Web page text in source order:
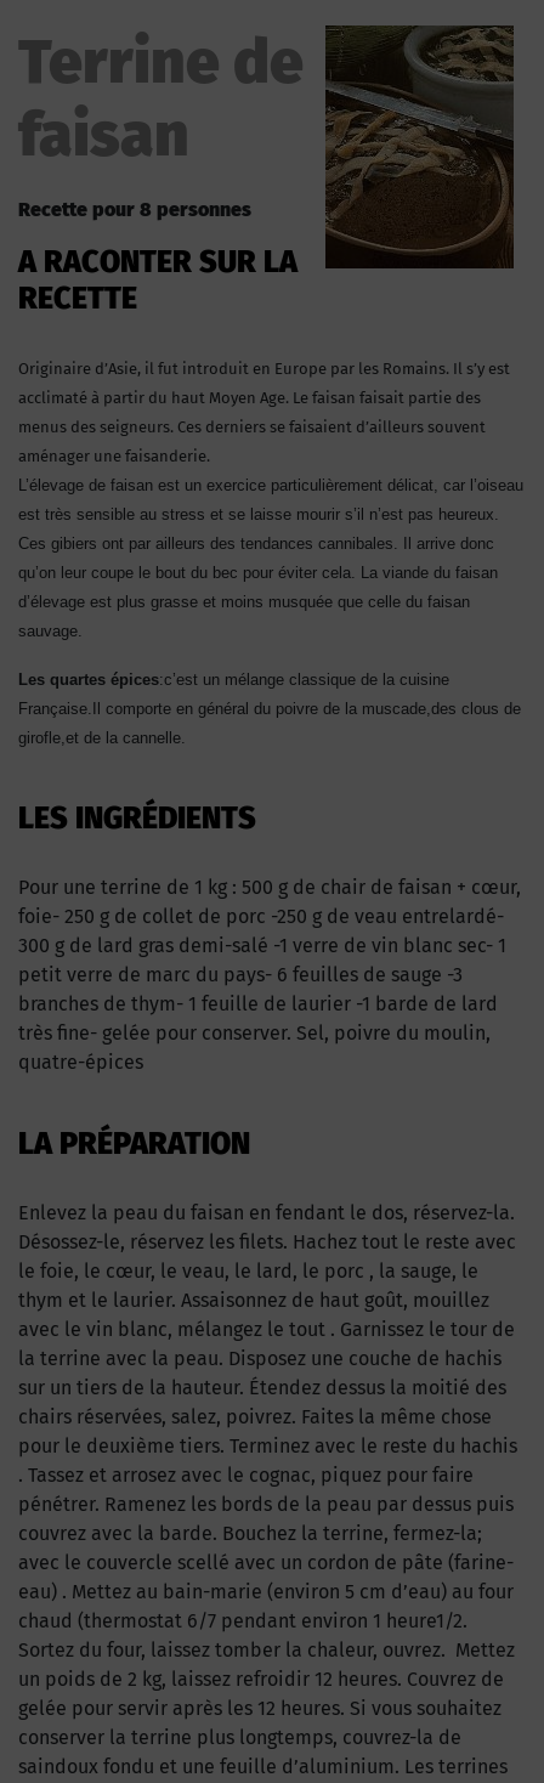
Terrine de
faisan
Recette pour 8 personnes
A RACONTER SUR LA
RECETTE
Originaire d’Asie, il fut introduit en Europe par les Romains. Il s’y est
acclimaté à partir du haut Moyen Age. Le faisan faisait partie des
menus des seigneurs. Ces derniers se faisaient d’ailleurs souvent
aménager une faisanderie.
L’élevage de faisan est un exercice particulièrement délicat, car l’oiseau
est très sensible au stress et se laisse mourir s’il n’est pas heureux.
Ces gibiers ont par ailleurs des tendances cannibales. Il arrive donc
qu’on leur coupe le bout du bec pour éviter cela. La viande du faisan
d’élevage est plus grasse et moins musquée que celle du faisan
sauvage.
Les quartes épices:c’est un mélange classique de la cuisine
Française.Il comporte en général du poivre de la muscade,des clous de
girofle,et de la cannelle.
LES INGRÉDIENTS
Pour une terrine de 1 kg : 500 g de chair de faisan + cœur,
foie- 250 g de collet de porc -250 g de veau entrelardé-
300 g de lard gras demi-salé -1 verre de vin blanc sec- 1
petit verre de marc du pays- 6 feuilles de sauge -3
branches de thym- 1 feuille de laurier -1 barde de lard
très fine- gelée pour conserver. Sel, poivre du moulin,
quatre-épices
LA PRÉPARATION
Enlevez la peau du faisan en fendant le dos, réservez-la.
Désossez-le, réservez les filets. Hachez tout le reste avec
le foie, le cœur, le veau, le lard, le porc , la sauge, le
thym et le laurier. Assaisonnez de haut goût, mouillez
avec le vin blanc, mélangez le tout . Garnissez le tour de
la terrine avec la peau. Disposez une couche de hachis
sur un tiers de la hauteur. Étendez dessus la moitié des
chairs réservées, salez, poivrez. Faites la même chose
pour le deuxième tiers. Terminez avec le reste du hachis
. Tassez et arrosez avec le cognac, piquez pour faire
pénétrer. Ramenez les bords de la peau par dessus puis
couvrez avec la barde. Bouchez la terrine, fermez-la;
avec le couvercle scellé avec un cordon de pâte (farine-
eau) . Mettez au bain-marie (environ 5 cm d’eau) au four
chaud (thermostat 6/7 pendant environ 1 heure1/2.
Sortez du four, laissez tomber la chaleur, ouvrez. Mettez
un poids de 2 kg, laissez refroidir 12 heures. Couvrez de
gelée pour servir après les 12 heures. Si vous souhaitez
conserver la terrine plus longtemps, couvrez-la de
saindoux fondu et une feuille d’aluminium. Les terrines